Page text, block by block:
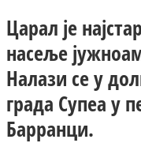
Царал је
насеље
Налази се у
града Супеа у
Барранци.